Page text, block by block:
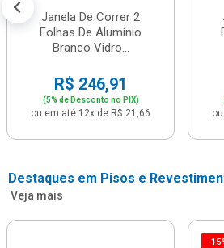
Janela De Correr 2
Folhas De Alumínio
Branco Vidro...
R$ 246,91
(5% de Desconto no PIX)
ou em até 12x de R$ 21,66
Destaques em Pisos e
Veja mais
-